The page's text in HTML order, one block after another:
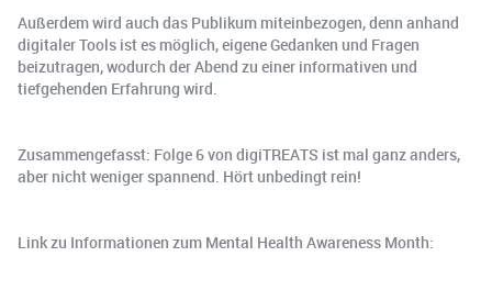
Außerdem wird auch das Publikum miteinbezogen, denn anhand
digitaler Tools ist es möglich, eigene Gedanken und Fragen
beizutragen, wodurch der Abend zu einer informativen und
tiefgehenden Erfahrung wird.
Zusammengefasst: Folge 6 von digiTREATS ist mal ganz anders,
aber nicht weniger spannend. Hört unbedingt rein!
Link zu Informationen zum Mental Health Awareness Month: